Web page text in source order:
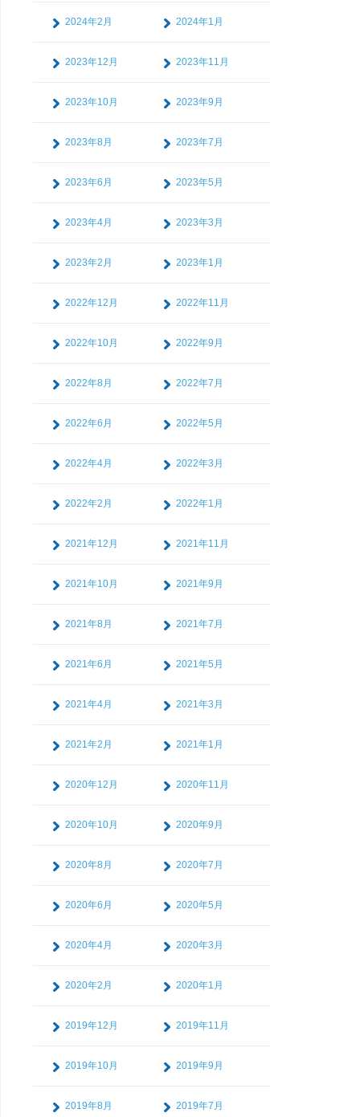
2024年2月 2024年1月
2023年12月 2023年11月
2023年10月 2023年9月
2023年8月 2023年7月
2023年6月 2023年5月
2023年4月 2023年3月
2023年2月 2023年1月
2022年12月 2022年11月
2022年10月 2022年9月
2022年8月 2022年7月
2022年6月 2022年5月
2022年4月 2022年3月
2022年2月 2022年1月
2021年12月 2021年11月
2021年10月 2021年9月
2021年8月 2021年7月
2021年6月 2021年5月
2021年4月 2021年3月
2021年2月 2021年1月
2020年12月 2020年11月
2020年10月 2020年9月
2020年8月 2020年7月
2020年6月 2020年5月
2020年4月 2020年3月
2020年2月 2020年1月
2019年12月 2019年11月
2019年10月 2019年9月
2019年8月 2019年7月